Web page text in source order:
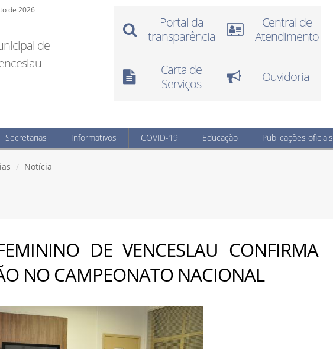
de 2026
de
Portal da
transparência
Central de
Atendimento
Carta de
Serviços
Ouvidoria
Secretarias Informativos COVID-19 Educação Publicações oficiais
Notícia
DE VENCESLAU CONFIRMA
NO CAMPEONATO NACIONAL